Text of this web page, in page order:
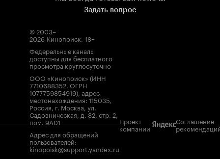
Задать вопрос
© 2003–
2026 Кинопоиск. 18+
Федеральные каналы
доступны для бесплатного
просмотра круглосуточно
ООО «Кинопоиск» (ИНН
7710688352, ОГРН
1077759854919), адрес
местонахождения: 115035,
Россия, г. Москва, ул.
Садовническая, д. 82, стр. 2,
пом. 9А01
Адрес для обращений
пользователей:
kinopoisk@support.yandex.ru
Проект
компании
Соглашение